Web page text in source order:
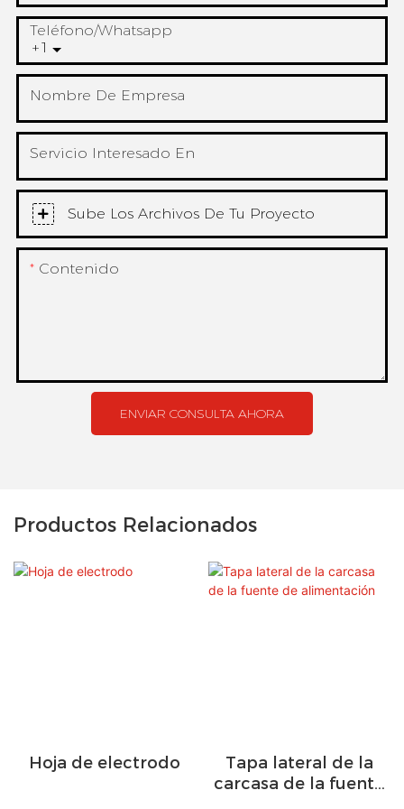
+1
Teléfono/whatsapp
Nombre De Empresa
Servicio Interesado En
Sube Los Archivos De Tu Proyecto
Contenido
ENVIAR CONSULTA AHORA
Productos Relacionados
Hoja de electrodo
Tapa lateral de la
carcasa de la fuente